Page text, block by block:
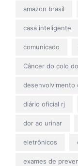
amazon brasil
casa inteligente
comunicado
Câncer do colo
desenvolvimento
diário oficial rj
dor ao urinar
eletrônicos
exames de